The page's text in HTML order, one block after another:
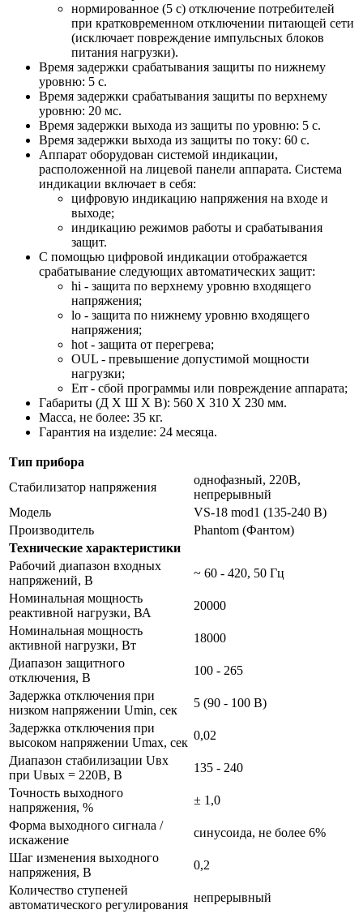
нормированное (5 с) отключение потребителей
при кратковременном отключении питающей сети
(исключает повреждение импульсных блоков
питания нагрузки).
Время задержки срабатывания защиты по нижнему
уровню: 5 с.
Время задержки срабатывания защиты по верхнему
уровню: 20 мс.
Время задержки выхода из защиты по уровню: 5 с.
Время задержки выхода из защиты по току: 60 с.
Аппарат оборудован системой индикации,
расположенной на лицевой панели аппарата. Система
индикации включает в себя:
цифровую индикацию напряжения на входе и
выходе;
индикацию режимов работы и срабатывания
защит.
С помощью цифровой индикации отображается
срабатывание следующих автоматических защит:
hi - защита по верхнему уровню входящего
напряжения;
lo - защита по нижнему уровню входящего
напряжения;
hot - защита от перегрева;
OUL - превышение допустимой мощности
нагрузки;
Err - сбой программы или повреждение аппарата;
Габариты (Д Х Ш Х В): 560 X 310 X 230 мм.
Масса, не более: 35 кг.
Гарантия на изделие: 24 месяца.
Тип прибора
Стабилизатор напряжения
однофазный, 220В,
непрерывный
Модель
VS-18 mod1 (135-240 В)
Производитель
Phantom (Фантом)
Технические характеристики
Рабочий диапазон входных
напряжений, В
~ 60 - 420, 50 Гц
Номинальная мощность
реактивной нагрузки, ВА
20000
Номинальная мощность
активной нагрузки, Вт
18000
Диапазон защитного
отключения, В
100 - 265
Задержка отключения при
низком напряжении Umin, сек
5 (90 - 100 В)
Задержка отключения при
высоком напряжении Umax, сек
0,02
Диапазон стабилизации Uвх
при Uвых = 220В, В
135 - 240
Точность выходного
напряжения, %
± 1,0
Форма выходного сигнала /
искажение
синусоида, не более 6%
Шаг изменения выходного
напряжения, В
0,2
Количество ступеней
автоматического регулирования
непрерывный